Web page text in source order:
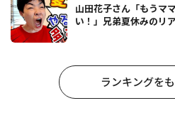
山田花子さん「もうマ
い！」兄弟夏休みのリ
ランキングを